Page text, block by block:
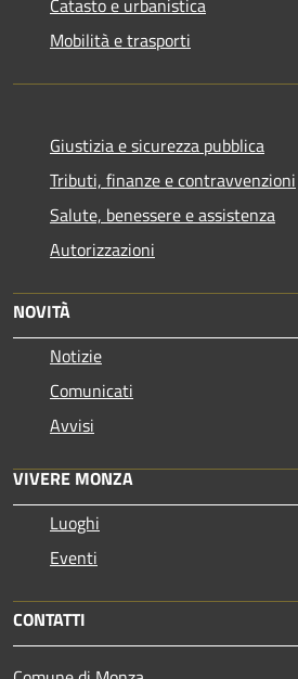
Catasto e urbanistica
Mobilità e trasporti
Giustizia e sicurezza pubblica
Tributi, finanze e contravvenzioni
Salute, benessere e assistenza
Autorizzazioni
NOVITÀ
Notizie
Comunicati
Avvisi
VIVERE MONZA
Luoghi
Eventi
CONTATTI